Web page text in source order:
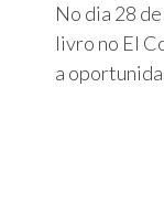
No dia 28
livro no El
a